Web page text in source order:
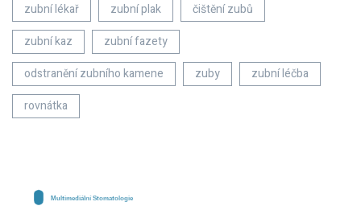
zubní lékař
zubní plak
čištění zubů
zubní kaz
zubní fazety
odstranění zubního kamene
zuby
zubní léčba
rovnátka